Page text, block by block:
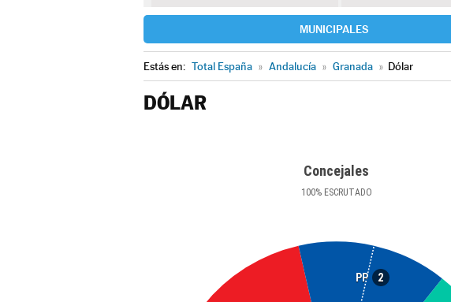
MUNICIPALES
Estás en: Total España » Andalucía » Granada » Dólar
DÓLAR
Concejales
100%ESCRUTADO
PP 2